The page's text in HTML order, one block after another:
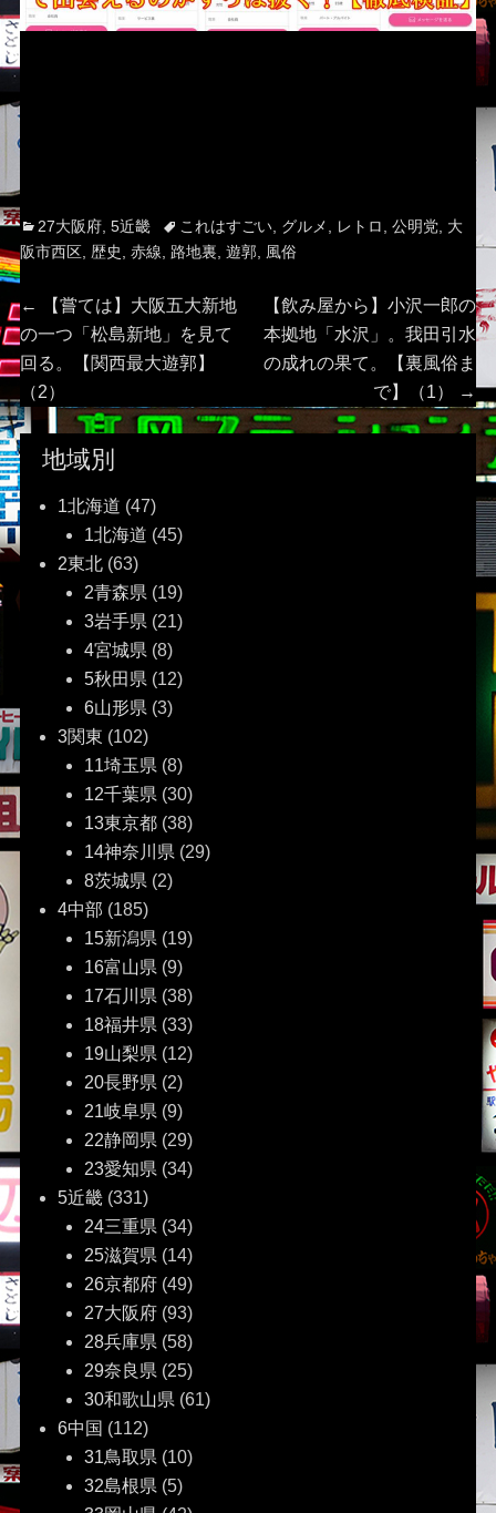
Categories
27大阪府, 5近畿 Tagsこれはすごい, グルメ レトロ 公明党, 大
阪市西区, 歴史 赤線 路地裏 遊郭, 風俗
投
稿
ナ
ビ
ゲ
ー
シ
ン
←
Previous
post:
【嘗ては】大阪五大新地
の一つ「松島新地」を見て
回る。【関西最大遊郭】
（2）
Next
post:
【飲み屋から】小沢一郎の
本拠地「水沢」。我田引水
の成れの果て。【裏風俗ま
で】（1）
→
地域別
1北海道 (47)
1北海道 (45)
2東北(63)
2青森県 (19)
3岩手県 (21)
4宮城県 (8)
5秋田県 (12)
6山形県 (3)
3関東 (102)
11埼玉県 (8)
12千葉県 (30)
13東京都(38)
14神奈川県 (29)
8茨城県 (2)
4中部 (185)
15新潟県 (19)
16富山県 (9)
17石川県 (38)
18福井県 (33)
19山梨県 (12)
20長野県 (2)
21岐阜県 (9)
22静岡県 (29)
23愛知県 (34)
5近畿(331)
24三重県 (34)
25滋賀県 (14)
26京都府(49)
27大阪府(93)
28兵庫県 (58)
29奈良県 (25)
30和歌山県 (61)
6中国 (112)
31鳥取県 (10)
32島根県 (5)